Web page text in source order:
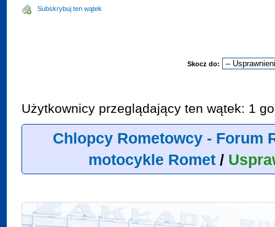
Subskrybuj ten wątek
Skocz do:
Użytkownicy przeglądający ten wątek: 1
Chlopcy Rometowcy - Forum
motocykle Romet/